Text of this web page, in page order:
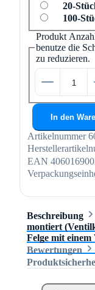
20-
100-
Produkt
benutze die
zu reduzieren.
In den
Artikelnummer
EAN
Beschreibung
montiert
Felge mit
Bewertungen